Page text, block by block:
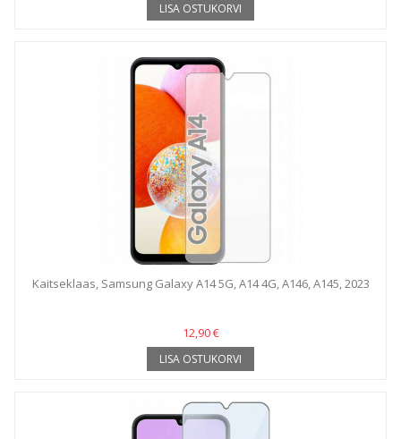
LISA OSTUKORVI
Kaitseklaas, Samsung Galaxy A14 5G, A14 4G, A146, A145, 2023
12,90 €
LISA OSTUKORVI